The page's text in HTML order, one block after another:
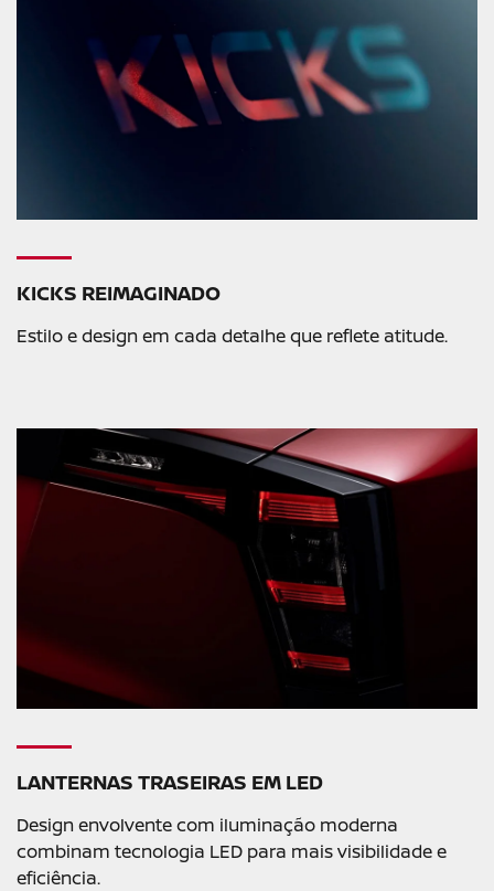
KICKS REIMAGINADO
Estilo e design em cada detalhe que reflete atitude.
LANTERNAS TRASEIRAS EM LED
Design envolvente com iluminação moderna
combinam tecnologia LED para mais visibilidade e
eficiência.